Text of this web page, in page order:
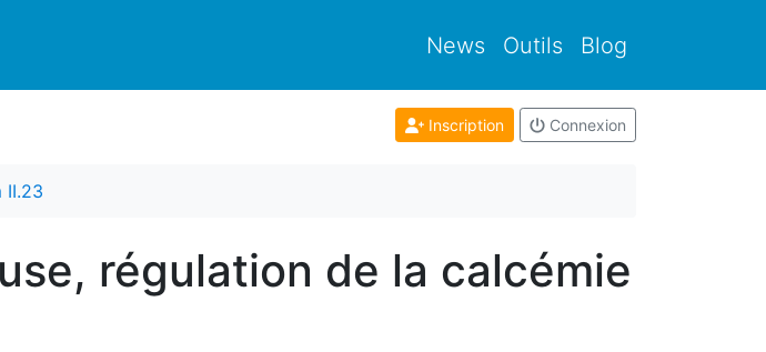
News Outils Blog
Inscription Connexion
II.23
régulation de la calcémie